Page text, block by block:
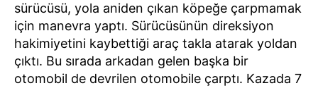
sürücüsü, yola aniden çıkan köpeğe çarpmamak
için manevra yaptı. Sürücüsünün direksiyon
hakimiyetini kaybettiği araç takla atarak yoldan
çıktı. Bu sırada arkadan gelen başka bir
otomobil de devrilen otomobile çarptı. Kazada 7